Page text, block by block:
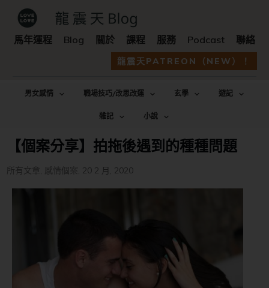
馬年運程 Blog 關於 課程 服務 Podcast 聯絡
龍震天PATREON（NEW）！
男女感情 職場技巧/改思改運 玄學
遊記
雜記
小說
【個案分享】拍拖後遇到的種種問題
所有文章 , 感情個案, 20 2 月, 2020